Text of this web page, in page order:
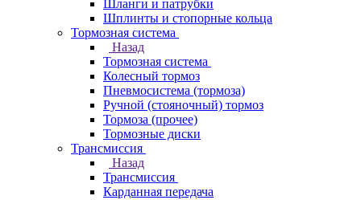
Шланги и патрубки
Шплинты и стопорные кольца
Тормозная система
Назад
Тормозная система
Колесный тормоз
Пневмосиcтема (тормоза)
Ручной (стояночный) тормоз
Тормоза (прочее)
Тормозные диски
Трансмиссия
Назад
Трансмиссия
Карданная передача